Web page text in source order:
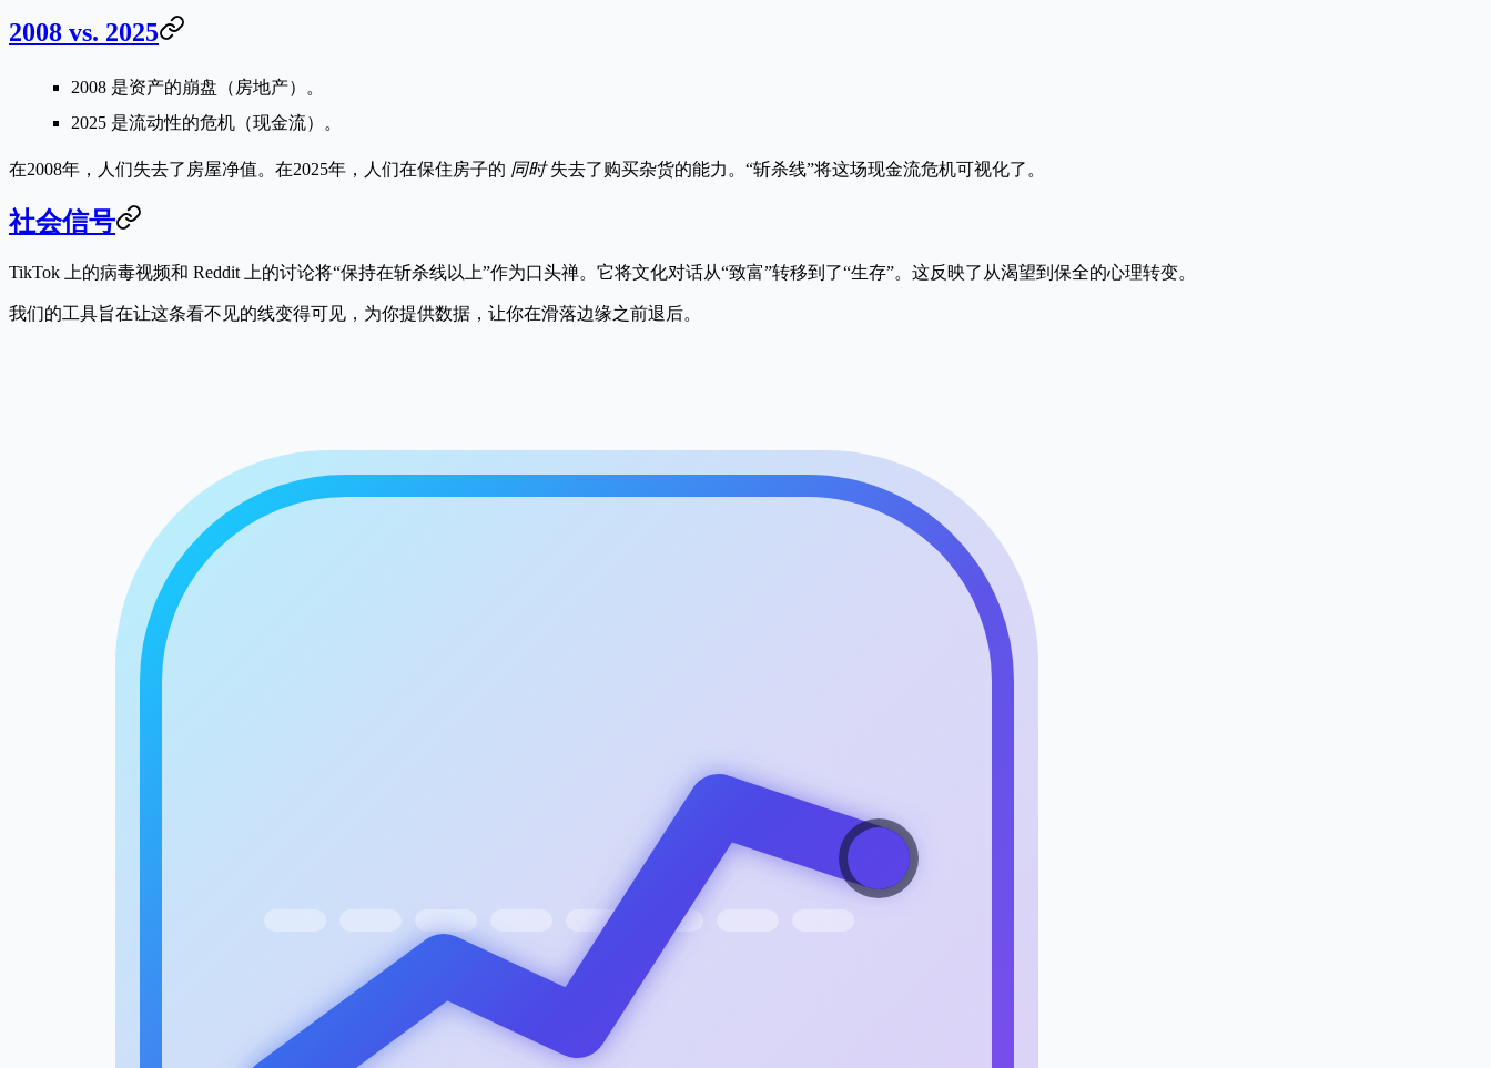
2008 vs. 2025
2008 是资产的崩盘（房地产）。
2025 是流动性的危机（现金流）。
在2008年，人们失去了房屋净值。在2025年，人们在保住房子的 同时失去了购买杂货的能力。“斩杀线”将这场现金流危机可视化了。
社会信号
TikTok 上的病毒视频和 Reddit 上的讨论将“保持在斩杀线以上”作为口头禅。它将文化对话从“致富”转移到了“生存”。这反映了从渴望到保全的心理转变。
我们的工具旨在让这条看不见的线变得可见，为你提供数据，让你在滑落边缘之前退后。